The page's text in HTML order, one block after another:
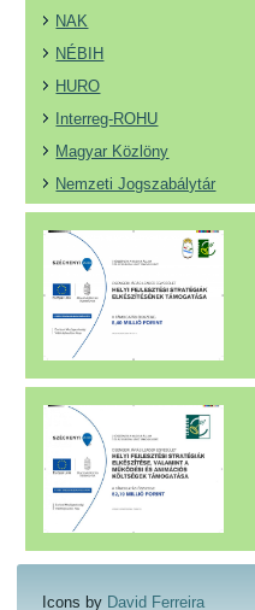
NAK
NÉBIH
HURO
Interreg-ROHU
Magyar Közlöny
Nemzeti Jogszabálytár
Icons by David Ferreira